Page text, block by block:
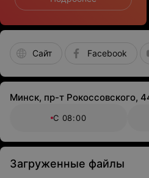
Сайт Facebook
Минск, пр-т Рокоссовского,
С 08:00
Загруженные файлы